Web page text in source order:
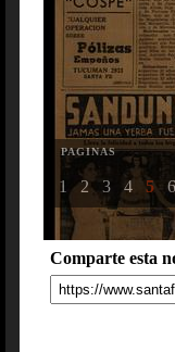
PAGINAS
1 2 3 4 5 6
Comparte esta